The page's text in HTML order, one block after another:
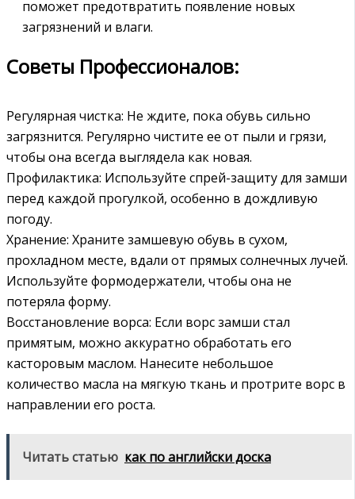
поможет предотвратить появление новых
загрязнений и влаги.
Советы Профессионалов:
Регулярная чистка: Не ждите, пока обувь сильно
загрязнится. Регулярно чистите ее от пыли и грязи,
чтобы она всегда выглядела как новая.
Профилактика: Используйте спрей-защиту для замши
перед каждой прогулкой, особенно в дождливую
погоду.
Хранение: Храните замшевую обувь в сухом,
прохладном месте, вдали от прямых солнечных лучей.
Используйте формодержатели, чтобы она не
потеряла форму.
Восстановление ворса: Если ворс замши стал
примятым, можно аккуратно обработать его
касторовым маслом. Нанесите небольшое
количество масла на мягкую ткань и протрите ворс в
направлении его роста.
Читать статью как по английски доска